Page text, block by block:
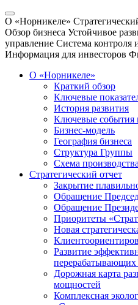
О «Норникеле»
Обзор бизнеса Устойчивое
управление Система контроля
Информация для инвесторов
О «Норникеле»
Краткий обзор
Ключевые
История развития
Ключевые события
Бизнес-модель
География бизнеса
Структура Группы
Схема производства
Стратегический отчет
Закрытие
Обращение
Обращение
Приоритеты
Новая
Развитие
Дорожная карта
мощностей
Комплексная